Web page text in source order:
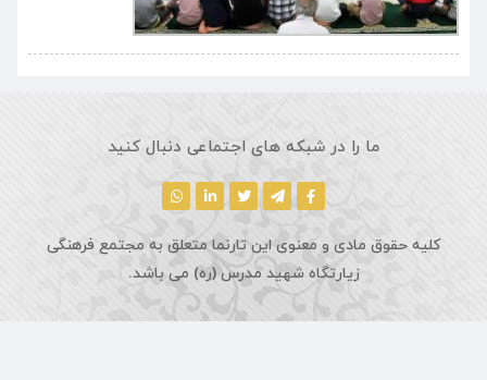
شبکه های اجتماعی دنبال کنید
معنوی این تارنما متعلق به مجتمع فرهنگی
شهید مدرس (ره) می باشد.